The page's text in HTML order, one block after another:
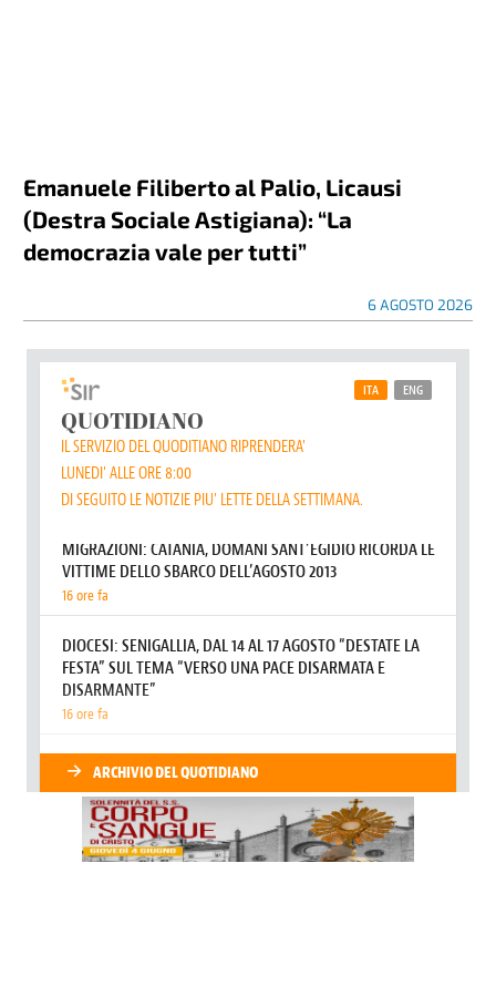
Emanuele Filiberto al Palio, Licausi
(Destra Sociale Astigiana): “La
democrazia vale per tutti”
6 AGOSTO 2026